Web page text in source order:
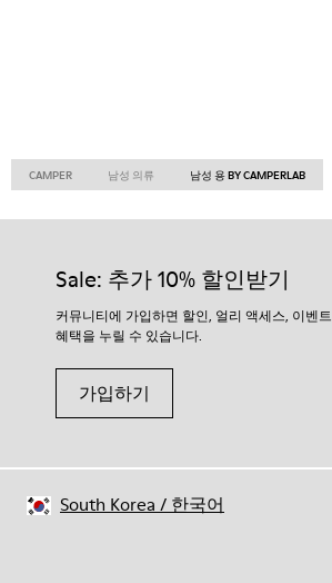
CAMPER 남성 의류 남성 용 BY CAMPERLAB
Sale: 추가 10% 할인받기
커뮤니티에 가입하면 할인, 얼리 액세스, 이벤
혜택을 누릴 수 있습니다.
가입하기
South Korea / 한국어